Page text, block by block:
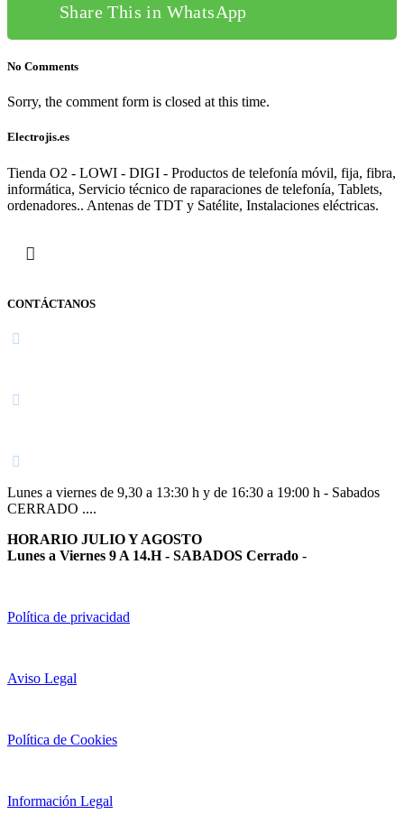
Share This in WhatsApp
No Comments
Sorry, the comment form is closed at this time.
Electrojis.es
Tienda O2 - LOWI - DIGI - Productos de telefonía móvil, fija, fibra,
informática, Servicio técnico de raparaciones de telefonía, Tablets,
ordenadores.. Antenas de TDT y Satélite, Instalaciones eléctricas.
CONTÁCTANOS
Lunes a viernes de 9,30 a 13:30 h y de 16:30 a 19:00 h - Sabados
CERRADO ....
HORARIO JULIO Y AGOSTO
Lunes a Viernes 9 A 14.H - SABADOS Cerrado -
Política de privacidad
Aviso Legal
Política de Cookies
Información Legal